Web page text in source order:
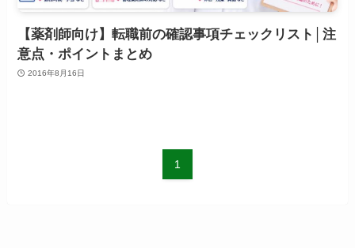
【薬剤師向け】転職前の確認事項チェックリスト│注
意点・ポイントまとめ
2016年8月16日
1